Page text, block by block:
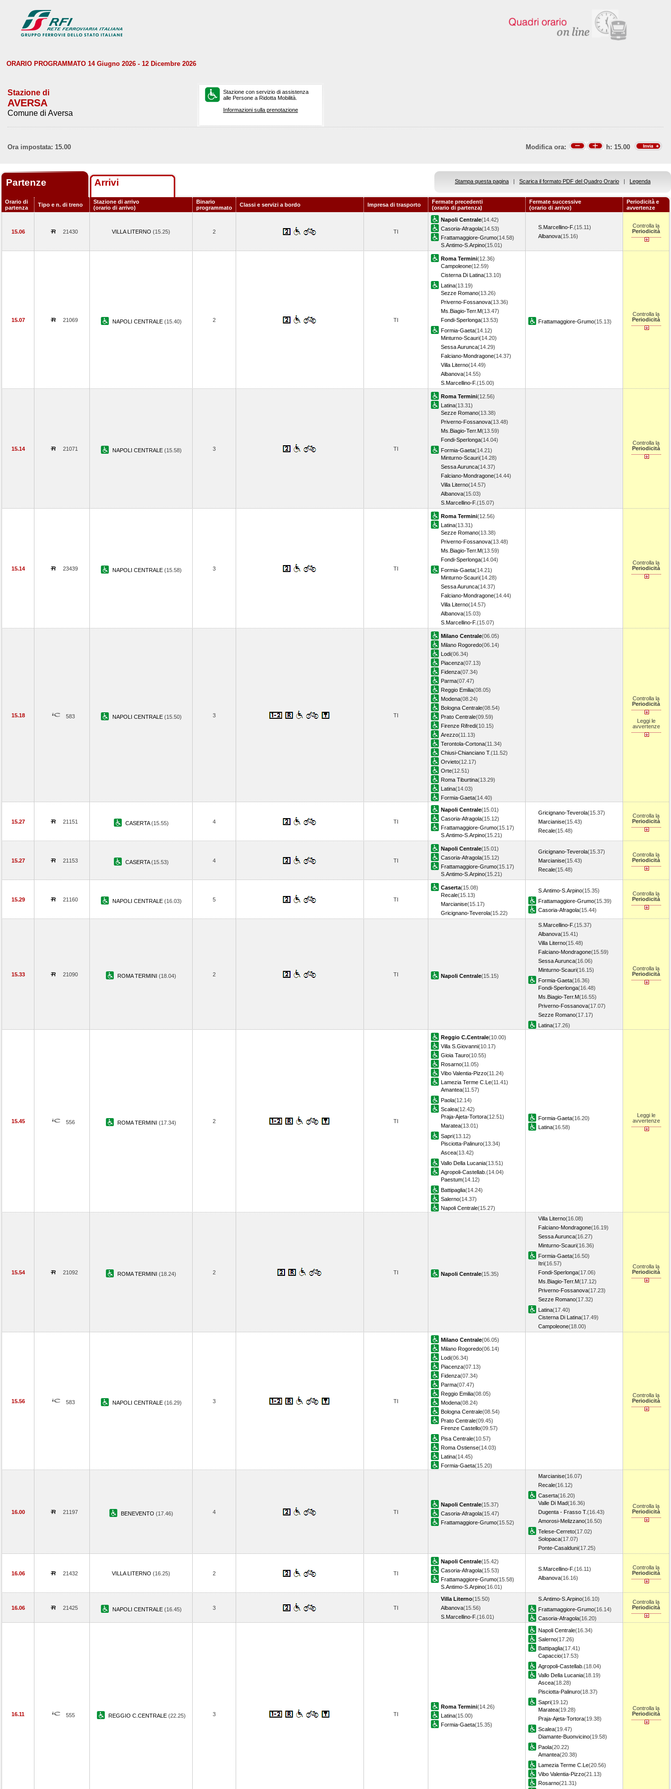
ORARIO PROGRAMMATO 14 Giugno 2026 - 12 Dicembre 2026
Stazione di
AVERSA
Comune di Aversa
Stazione con servizio di assistenza
alle Persone a Ridotta Mobilità.
Informazioni sulla prenotazione
Ora impostata: 15.00 Modifica ora: h: 15.00
Partenze Arrivi Stampa questa pagina | Scarica il formato PDF del Quadro Orario | Legenda
Orario di
partenza
Tipo e n. di treno
Stazione di arrivo
(orario di arrivo)
Binario
programmato
Classi e servizi a bordo Impresa di trasporto
Fermate precedenti
(orario di partenza)
Fermate successive
(orario di arrivo)
Periodicità e
avvertenze
15.06 21430 VILLA LITERNO (15.25) 2 TI
Napoli Centrale(14.42)
Casoria-Afragola(14.53)
Frattamaggiore-Grumo(14.58)
S.Antimo-S.Arpino(15.01)
S.Marcellino-F.(15.11)
Albanova(15.16)
Controlla la
Periodicità
15.07 21069 NAPOLI CENTRALE (15.40) 2 TI
Roma Termini(12.36)
Campoleone(12.59)
Cisterna Di Latina(13.10)
Latina(13.19)
Sezze Romano(13.26)
Priverno-Fossanova(13.36)
Ms.Biagio-Terr.M(13.47)
Fondi-Sperlonga(13.53)
Formia-Gaeta(14.12)
Minturno-Scauri(14.20)
Sessa Aurunca(14.29)
Falciano-Mondragone(14.37)
Villa Literno(14.49)
Albanova(14.55)
S.Marcellino-F.(15.00)
Frattamaggiore-Grumo(15.13)
Controlla la
Periodicità
15.14 21071 NAPOLI CENTRALE (15.58) 3 TI
Roma Termini(12.56)
Latina(13.31)
Sezze Romano(13.38)
Priverno-Fossanova(13.48)
Ms.Biagio-Terr.M(13.59)
Fondi-Sperlonga(14.04)
Formia-Gaeta(14.21)
Minturno-Scauri(14.28)
Sessa Aurunca(14.37)
Falciano-Mondragone(14.44)
Villa Literno(14.57)
Albanova(15.03)
S.Marcellino-F.(15.07)
Controlla la
Periodicità
15.14 23439 NAPOLI CENTRALE (15.58) 3 TI
Roma Termini(12.56)
Latina(13.31)
Sezze Romano(13.38)
Priverno-Fossanova(13.48)
Ms.Biagio-Terr.M(13.59)
Fondi-Sperlonga(14.04)
Formia-Gaeta(14.21)
Minturno-Scauri(14.28)
Sessa Aurunca(14.37)
Falciano-Mondragone(14.44)
Villa Literno(14.57)
Albanova(15.03)
S.Marcellino-F.(15.07)
Controlla la
Periodicità
15.18 583 NAPOLI CENTRALE (15.50) 3 TI
Milano Centrale(06.05)
Milano Rogoredo(06.14)
Lodi(06.34)
Piacenza(07.13)
Fidenza(07.34)
Parma(07.47)
Reggio Emilia(08.05)
Modena(08.24)
Bologna Centrale(08.54)
Prato Centrale(09.59)
Firenze Rifredi(10.15)
Arezzo(11.13)
Terontola-Cortona(11.34)
Chiusi-Chianciano T.(11.52)
Orvieto(12.17)
Orte(12.51)
Roma Tiburtina(13.29)
Latina(14.03)
Formia-Gaeta(14.40)
Controlla la
Periodicità
Leggi le
avvertenze
15.27 21151 CASERTA(15.55) 4 TI
Napoli Centrale(15.01)
Casoria-Afragola(15.12)
Frattamaggiore-Grumo(15.17)
S.Antimo-S.Arpino(15.21)
Gricignano-Teverola(15.37)
Marcianise(15.43)
Recale(15.48)
Controlla la
Periodicità
15.27 21153 CASERTA(15.53) 4 TI
Napoli Centrale(15.01)
Casoria-Afragola(15.12)
Frattamaggiore-Grumo(15.17)
S.Antimo-S.Arpino(15.21)
Gricignano-Teverola(15.37)
Marcianise(15.43)
Recale(15.48)
Controlla la
Periodicità
15.29 21160 NAPOLI CENTRALE (16.03) 5 TI
Caserta(15.08)
Recale(15.13)
Marcianise(15.17)
Gricignano-Teverola(15.22)
S.Antimo-S.Arpino(15.35)
Frattamaggiore-Grumo(15.39)
Casoria-Afragola(15.44)
Controlla la
Periodicità
15.33 21090 ROMA TERMINI (18.04) 2 TI Napoli Centrale(15.15)
S.Marcellino-F.(15.37)
Albanova(15.41)
Villa Literno(15.48)
Falciano-Mondragone(15.59)
Sessa Aurunca(16.06)
Minturno-Scauri(16.15)
Formia-Gaeta(16.36)
Fondi-Sperlonga(16.48)
Ms.Biagio-Terr.M(16.55)
Priverno-Fossanova(17.07)
Sezze Romano(17.17)
Latina(17.26)
Controlla la
Periodicità
15.45 556 ROMA TERMINI (17.34) 2 TI
Reggio C.Centrale(10.00)
Villa S.Giovanni(10.17)
Gioia Tauro(10.55)
Rosarno(11.05)
Vibo Valentia-Pizzo(11.24)
Lamezia Terme C.Le(11.41)
Amantea(11.57)
Paola(12.14)
Scalea(12.42)
Praja-Ajeta-Tortora(12.51)
Maratea(13.01)
Sapri(13.12)
Pisciotta-Palinuro(13.34)
Ascea(13.42)
Vallo Della Lucania(13.51)
Agropoli-Castellab. (14.04)
Paestum(14.12)
Battipaglia(14.24)
Salerno(14.37)
Napoli Centrale(15.27)
Formia-Gaeta(16.20)
Latina(16.58)
Leggi le
avvertenze
15.54 21092 ROMA TERMINI (18.24) 2 TI Napoli Centrale(15.35)
Villa Literno(16.08)
Falciano-Mondragone(16.19)
Sessa Aurunca(16.27)
Minturno-Scauri(16.36)
Formia-Gaeta(16.50)
Itri(16.57)
Fondi-Sperlonga(17.06)
Ms.Biagio-Terr.M(17.12)
Priverno-Fossanova(17.23)
Sezze Romano(17.32)
Latina(17.40)
Cisterna Di Latina(17.49)
Campoleone(18.00)
Controlla la
Periodicità
15.56 583 NAPOLI CENTRALE (16.29) 3 TI
Milano Centrale(06.05)
Milano Rogoredo(06.14)
Lodi(06.34)
Piacenza(07.13)
Fidenza(07.34)
Parma(07.47)
Reggio Emilia(08.05)
Modena(08.24)
Bologna Centrale(08.54)
Prato Centrale(09.45)
Firenze Castello(09.57)
Pisa Centrale(10.57)
Roma Ostiense(14.03)
Latina(14.45)
Formia-Gaeta(15.20)
Controlla la
Periodicità
16.00 21197 BENEVENTO (17.46) 4 TI
Napoli Centrale(15.37)
Casoria-Afragola(15.47)
Frattamaggiore-Grumo(15.52)
Marcianise(16.07)
Recale(16.12)
Caserta(16.20)
Valle Di Mad(16.36)
Dugenta - Frasso T.(16.43)
Amorosi-Melizzano(16.50)
Telese-Cerreto(17.02)
Solopaca(17.07)
Ponte-Casalduni(17.25)
Controlla la
Periodicità
16.06 21432 VILLA LITERNO (16.25) 2 TI
Napoli Centrale(15.42)
Casoria-Afragola(15.53)
Frattamaggiore-Grumo(15.58)
S.Antimo-S.Arpino(16.01)
S.Marcellino-F.(16.11)
Albanova(16.16)
Controlla la
Periodicità
16.06 21425 NAPOLI CENTRALE (16.45) 3 TI
Villa Literno(15.50)
Albanova(15.56)
S.Marcellino-F.(16.01)
S.Antimo-S.Arpino(16.10)
Frattamaggiore-Grumo(16.14)
Casoria-Afragola(16.20)
Controlla la
Periodicità
16.11 555 REGGIO C.CENTRALE (22.25) 3 TI
Roma Termini(14.26)
Latina(15.00)
Formia-Gaeta(15.35)
Napoli Centrale(16.34)
Salerno(17.26)
Battipaglia(17.41)
Capaccio(17.53)
Agropoli-Castellab. (18.04)
Vallo Della Lucania(18.19)
Ascea(18.28)
Pisciotta-Palinuro(18.37)
Sapri(19.12)
Maratea(19.28)
Praja-Ajeta-Tortora(19.38)
Scalea(19.47)
Diamante-Buonvicino(19.58)
Paola(20.22)
Amantea(20.38)
Lamezia Terme C.Le(20.56)
Vibo Valentia-Pizzo(21.13)
Rosarno(21.31)
Controlla la
Periodicità